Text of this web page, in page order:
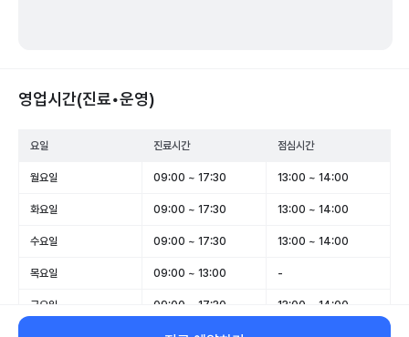
영업시간(진료•운영)
요일 진료시간 점심시간
월요일 09:00 ~ 17:30 13:00 ~ 14:00
화요일 09:00 ~ 17:30 13:00 ~ 14:00
수요일 09:00 ~ 17:30 13:00 ~ 14:00
목요일 09:00 ~ 13:00 -
금요일 09:00 ~ 17:30 13:00 ~ 14:00